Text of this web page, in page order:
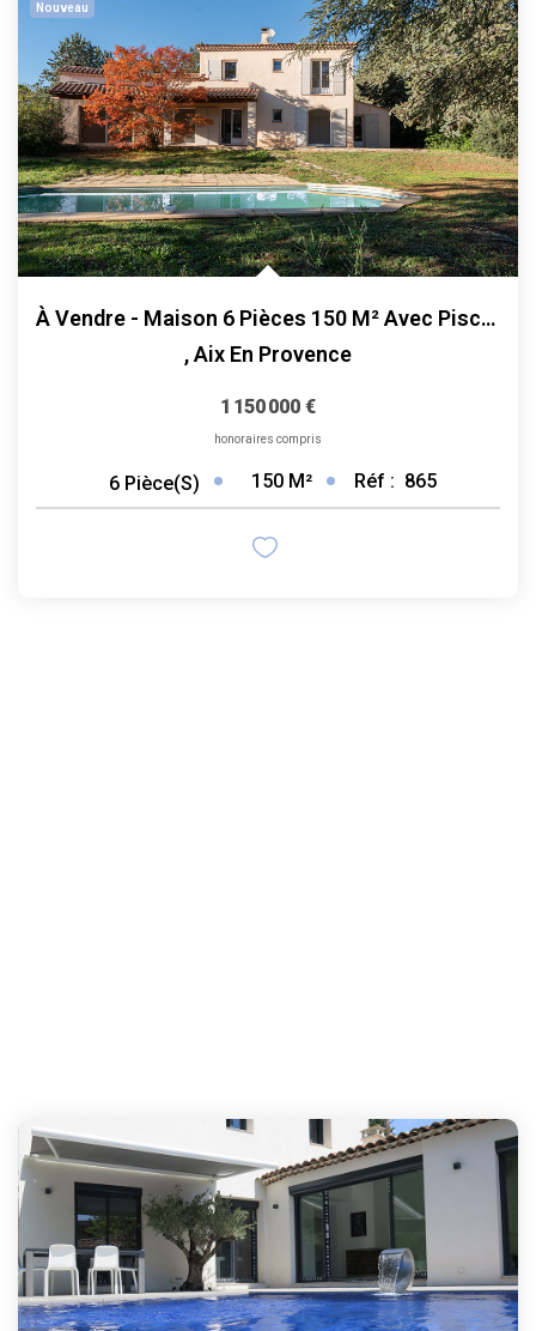
Nouveau
À Vendre - Maison 6 Pièces 150 M² Avec Piscine Et Terrain 5...
,Aix En Provence
1 150 000 €
honoraires compris
6 Pièce(s) 150 M² Réf : 865